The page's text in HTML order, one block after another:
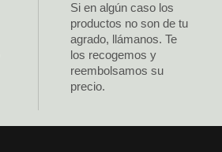
Si en algún caso los
productos no son de tu
agrado, llámanos. Te
los recogemos y
reembolsamos su
precio.